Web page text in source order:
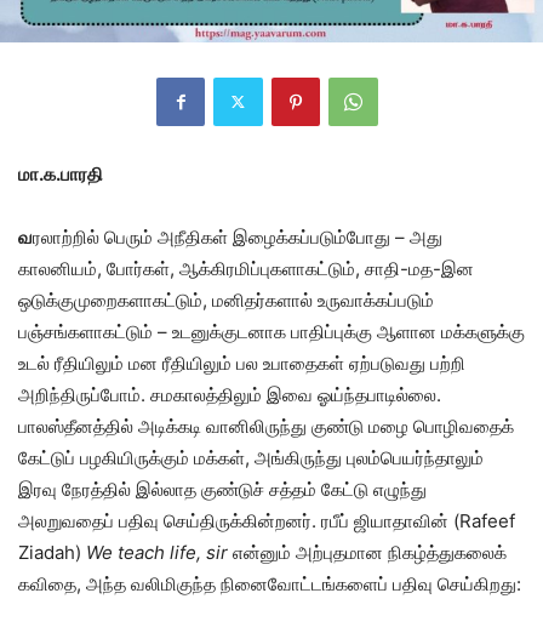
மா.க.பாரதி
வரலாற்றில் பெரும் அநீதிகள் இழைக்கப்படும்போது – அது
காலனியம், போர்கள், ஆக்கிரமிப்புகளாகட்டும், சாதி-மத-இன
ஒடுக்குமுறைகளாகட்டும், மனிதர்களால் உருவாக்கப்படும்
பஞ்சங்களாகட்டும் – உடனுக்குடனாக பாதிப்புக்கு ஆளான மக்களுக்கு
உடல் ரீதியிலும் மன ரீதியிலும் பல உபாதைகள் ஏற்படுவது பற்றி
அறிந்திருப்போம். சமகாலத்திலும் இவை ஓய்ந்தபாடில்லை.
பாலஸ்தீனத்தில் அடிக்கடி வானிலிருந்து குண்டு மழை பொழிவதைக்
கேட்டுப் பழகியிருக்கும் மக்கள், அங்கிருந்து புலம்பெயர்ந்தாலும்
இரவு நேரத்தில் இல்லாத குண்டுச் சத்தம் கேட்டு எழுந்து
அலறுவதைப் பதிவு செய்திருக்கின்றனர். ரபீப் ஜியாதாவின் (Rafeef
Ziadah) We teach life, sir என்னும் அற்புதமான நிகழ்த்துகலைக்
கவிதை, அந்த வலிமிகுந்த நினைவோட்டங்களைப் பதிவு செய்கிறது: